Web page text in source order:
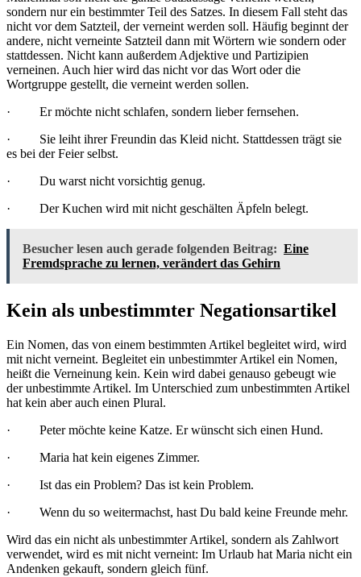
sondern nur ein bestimmter Teil des Satzes. In diesem Fall steht das
nicht vor dem Satzteil, der verneint werden soll. Häufig beginnt der
andere, nicht verneinte Satzteil dann mit Wörtern wie sondern oder
stattdessen. Nicht kann außerdem Adjektive und Partizipien
verneinen. Auch hier wird das nicht vor das Wort oder die
Wortgruppe gestellt, die verneint werden sollen.
· Er möchte nicht schlafen, sondern lieber fernsehen.
· Sie leiht ihrer Freundin das Kleid nicht. Stattdessen trägt sie
es bei der Feier selbst.
· Du warst nicht vorsichtig genug.
· Der Kuchen wird mit nicht geschälten Äpfeln belegt.
Besucher lesen auch gerade folgenden Beitrag: Eine
Fremdsprache zu lernen, verändert das Gehirn
Kein als unbestimmter Negationsartikel
Ein Nomen, das von einem bestimmten Artikel begleitet wird, wird
mit nicht verneint. Begleitet ein unbestimmter Artikel ein Nomen,
heißt die Verneinung kein. Kein wird dabei genauso gebeugt wie
der unbestimmte Artikel. Im Unterschied zum unbestimmten Artikel
hat kein aber auch einen Plural.
· Peter möchte keine Katze. Er wünscht sich einen Hund.
· Maria hat kein eigenes Zimmer.
· Ist das ein Problem? Das ist kein Problem.
· Wenn du so weitermachst, hast Du bald keine Freunde mehr.
Wird das ein nicht als unbestimmter Artikel, sondern als Zahlwort
verwendet, wird es mit nicht verneint: Im Urlaub hat Maria nicht ein
Andenken gekauft, sondern gleich fünf.